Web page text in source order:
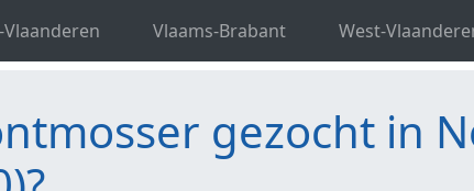
Vlaams-Brabant West-
Dakontmosser Nossegem
gezocht in